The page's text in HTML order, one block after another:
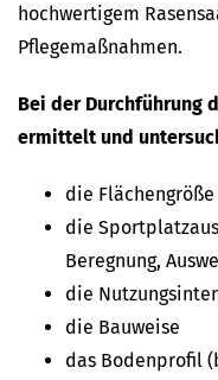
hochwertigem
Pflegemaßnahmen.
Bei der Durchführung
ermittelt und
die Flächengröße
die
Beregnung,
die
die Bauweise
das Bodenprofil